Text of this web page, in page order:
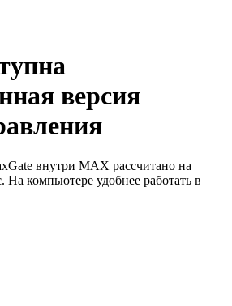
версия
внутри MAX рассчитано на
компьютере удобнее работать в